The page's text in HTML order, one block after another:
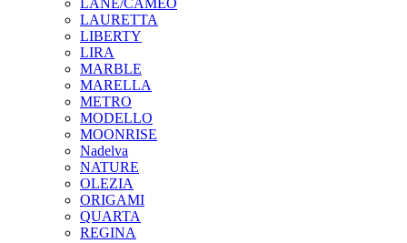
LANE/CAMEO
LAURETTA
LIBERTY
LIRA
MARBLE
MARELLA
METRO
MODELLO
MOONRISE
Nadelva
NATURE
OLEZIA
ORIGAMI
QUARTA
REGINA